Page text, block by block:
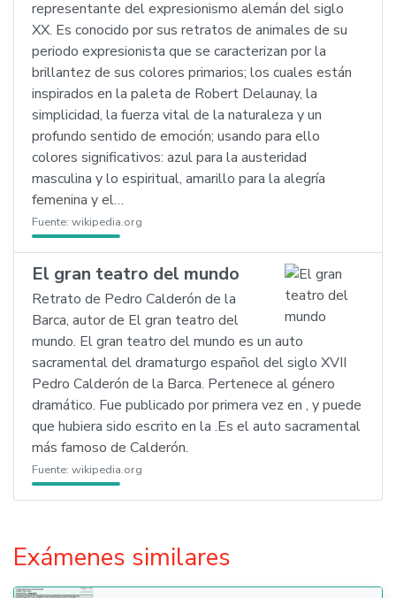
representante del expresionismo alemán del siglo
XX. Es conocido por sus retratos de animales de su
periodo expresionista que se caracterizan por la
brillantez de sus colores primarios; los cuales están
inspirados en la paleta de Robert Delaunay, la
simplicidad, la fuerza vital de la naturaleza y un
profundo sentido de emoción; usando para ello
colores significativos: azul para la austeridad
masculina y lo espiritual, amarillo para la alegría
femenina y el…
Fuente: wikipedia.org
El gran teatro del mundo
Retrato de Pedro Calderón de la
Barca, autor de El gran teatro del
mundo. El gran teatro del mundo es un auto
sacramental del dramaturgo español del siglo XVII
Pedro Calderón de la Barca. Pertenece al género
dramático. Fue publicado por primera vez en , y puede
que hubiera sido escrito en la .Es el auto sacramental
más famoso de Calderón.
Fuente: wikipedia.org
Exámenes similares